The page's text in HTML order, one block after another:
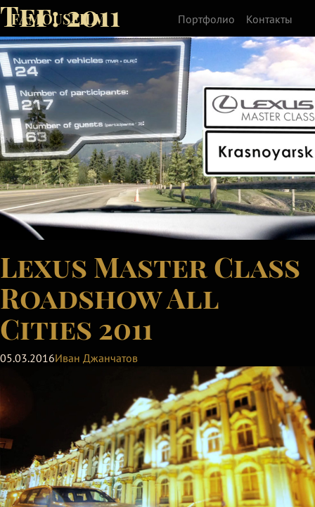
FAMOUSFILM Портфолио Контакты
Тег:2011
Lexus Master Class
Roadshow All
Cities 2011
05.03.2016Иван Джанчатов